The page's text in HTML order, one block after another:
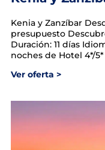
Kenia y Zanzíbar
presupuesto
Duración: 11 días
noches de Hotel 4*/
Ver oferta >